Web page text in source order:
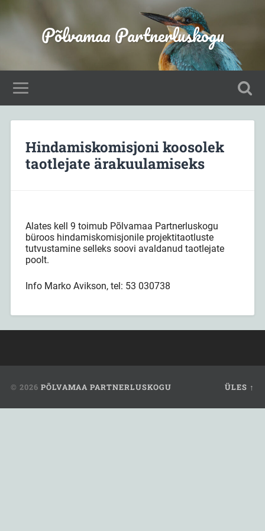
Põlvamaa Partnerluskogu
Hindamiskomisjoni koosolek
taotlejate ärakuulamiseks
Alates kell 9 toimub Põlvamaa Partnerluskogu
büroos hindamiskomisjonile projektitaotluste
tutvustamine selleks soovi avaldanud taotlejate
poolt.
Info Marko Avikson, tel: 53 030738
© 2026 PÕLVAMAA PARTNERLUSKOGU ÜLES ↑